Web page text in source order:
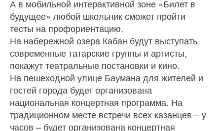
А в мобильной интерактивной зоне «Билет в
будущее» любой школьник сможет пройти
тесты на профориентацию.
На набережной озера Кабан будут выступать
современные татарские группы и артисты,
покажут театральные постановки и кино.
На пешеходной улице Баумана для жителей и
гостей города будет организована
национальная концертная программа. На
традиционном месте встречи всех казанцев – у
часов – будет организована концертная